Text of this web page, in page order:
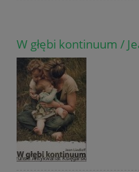
W głębi kontinuum /